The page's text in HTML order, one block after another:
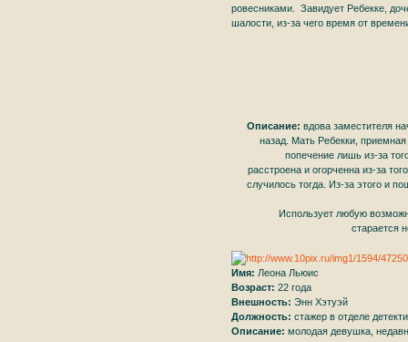
ровесниками. Завидует Ребекке,
шалости, из-за чего время от
Описание: вдова заместителя
назад. Мать Ребекки,
попечение лишь из-за
расстроена и огорченна из-за
случилось тогда. Из-за этого и
Использует любую
старается
Имя: Леона Льюис
Возраст: 22 года
Внешность: Энн Хэтуэй
Должность: стажер в отделе
Описание: молодая девушка,